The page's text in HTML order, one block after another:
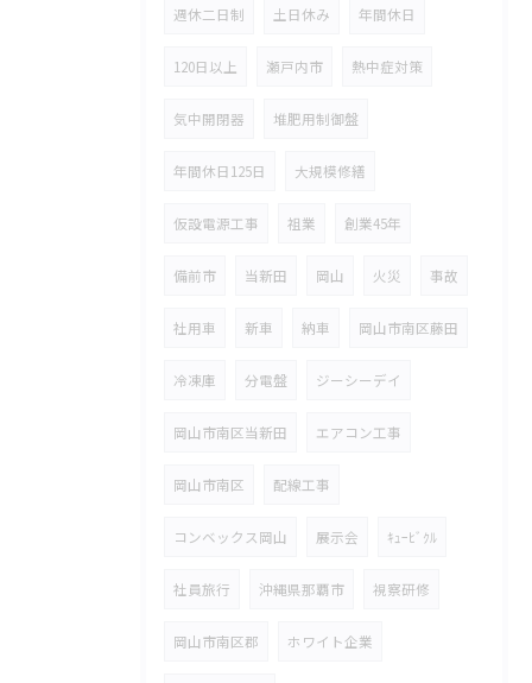
週休二日制 土日休み 年間休日
120日以上 瀬戸内市 熱中症対策
気中開閉器 堆肥用制御盤
年間休日125日 大規模修繕
仮設電源工事 祖業 創業45年
備前市 当新田 岡山 火災 事故
社用車 新車 納車 岡山市南区藤田
冷凍庫 分電盤 ジーシーデイ
岡山市南区当新田 エアコン工事
岡山市南区 配線工事
コンベックス岡山 展示会 ｷｭｰﾋﾞｸﾙ
社員旅行 沖縄県那覇市 視察研修
岡山市南区郡 ホワイト企業